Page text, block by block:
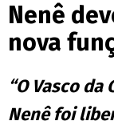
Nenê
nova
“O Vasco
Nenê foi